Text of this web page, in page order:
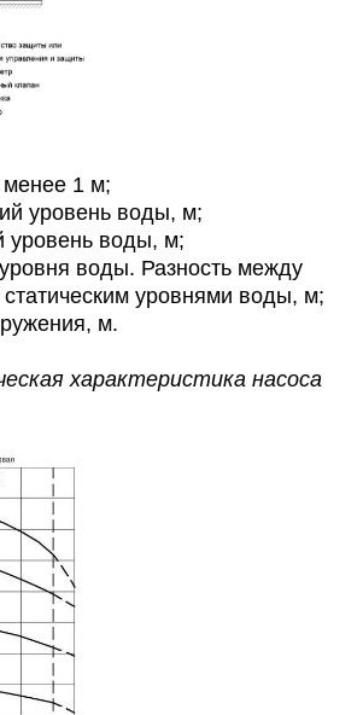
1 м;
уровень воды, м;
уровень воды, м;
воды. Разность между
уровнями воды, м;
м.
характеристика насоса